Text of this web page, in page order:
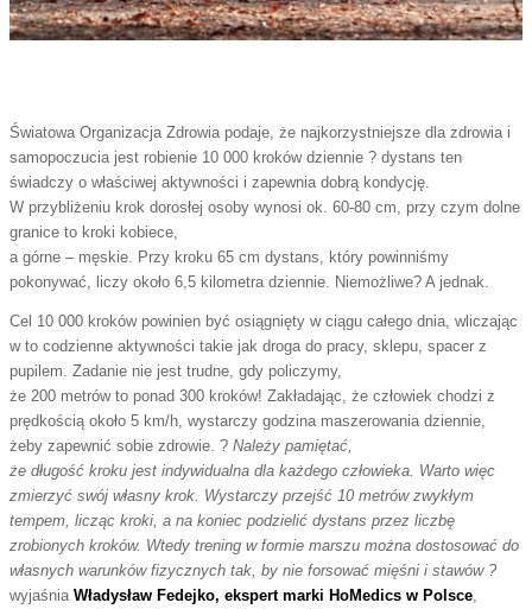
Światowa Organizacja Zdrowia podaje, że najkorzystniejsze dla zdrowia i
samopoczucia jest robienie 10 000 kroków dziennie ? dystans ten
świadczy o właściwej aktywności i zapewnia dobrą kondycję.
W przybliżeniu krok dorosłej osoby wynosi ok. 60-80 cm, przy czym dolne
granice to kroki kobiece,
a górne – męskie. Przy kroku 65 cm dystans, który powinniśmy
pokonywać, liczy około 6,5 kilometra dziennie. Niemożliwe? A jednak.
Cel 10 000 kroków powinien być osiągnięty w ciągu całego dnia, wliczając
w to codzienne aktywności takie jak droga do pracy, sklepu, spacer z
pupilem. Zadanie nie jest trudne, gdy policzymy,
że 200 metrów to ponad 300 kroków! Zakładając, że człowiek chodzi z
prędkością około 5 km/h, wystarczy godzina maszerowania dziennie,
żeby zapewnić sobie zdrowie. ? Należy pamiętać,
że długość kroku jest indywidualna dla każdego człowieka. Warto więc
zmierzyć swój własny krok. Wystarczy przejść 10 metrów zwykłym
tempem, licząc kroki, a na koniec podzielić dystans przez liczbę
zrobionych kroków. Wtedy trening w formie marszu można dostosować do
własnych warunków fizycznych tak, by nie forsować mięśni i stawów ?
wyjaśnia Władysław Fedejko, ekspert marki HoMedics w Polsce